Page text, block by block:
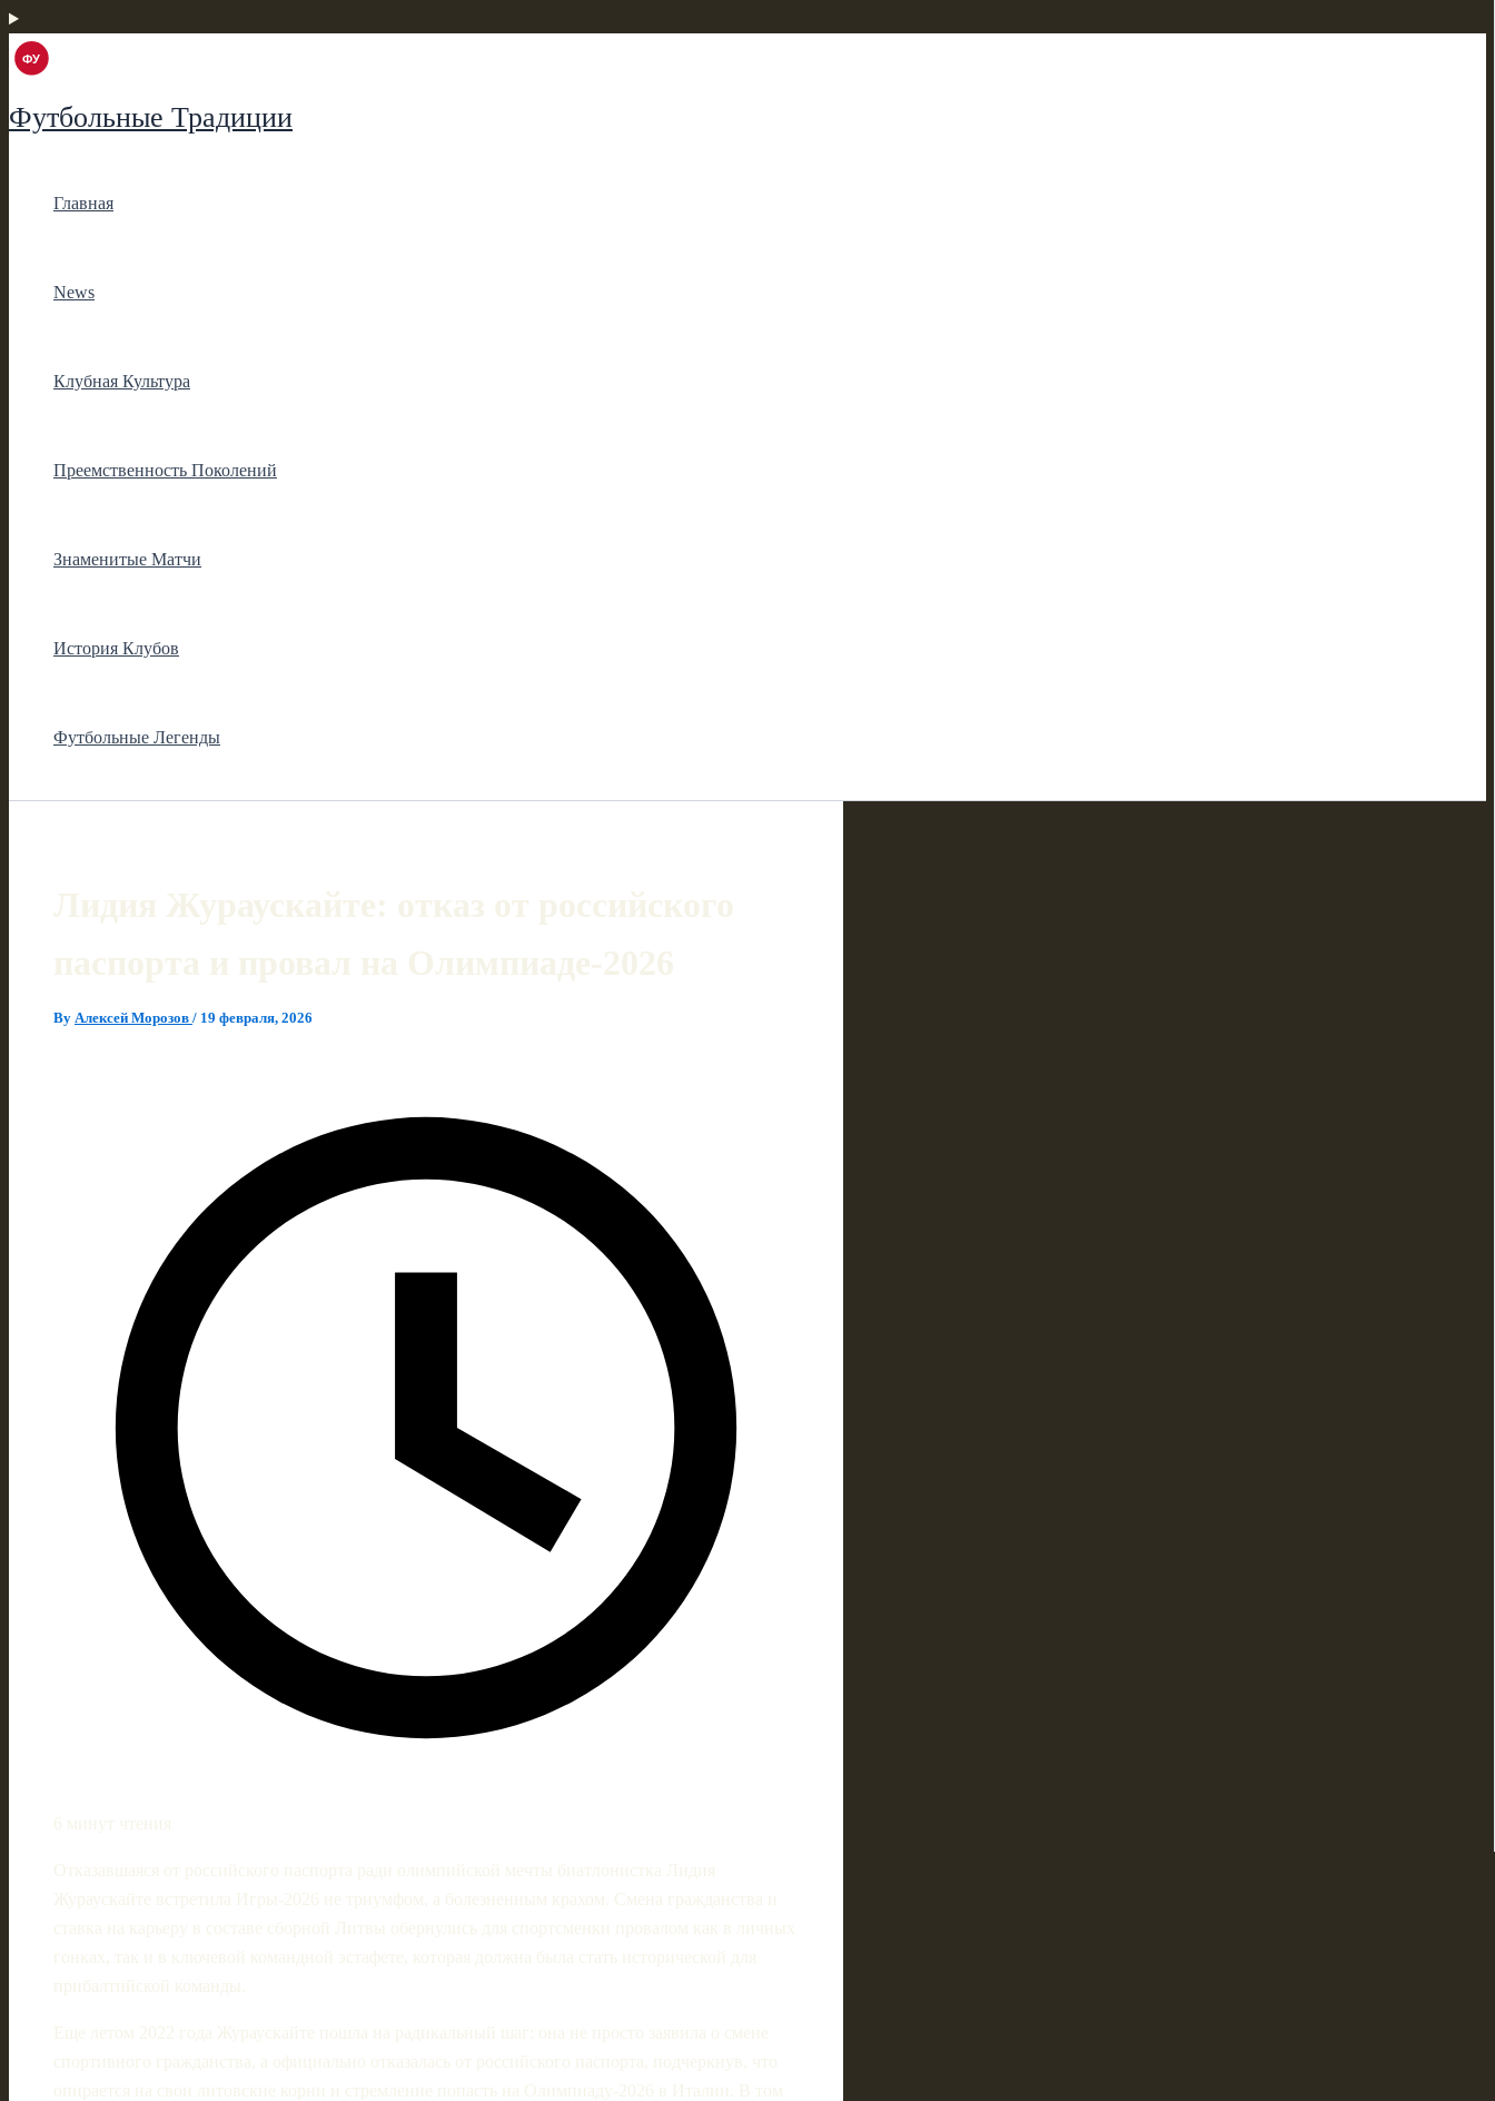
Футбольные Традиции
Главная
News
Клубная Культура
Преемственность Поколений
Знаменитые Матчи
История Клубов
Футбольные Легенды
Лидия Жураускайте: отказ от российского
паспорта и провал на Олимпиаде‑2026
By Алексей Морозов / 19 февраля, 2026
6 минут чтения
Отказавшаяся от российского паспорта ради олимпийской мечты биатлонистка Лидия
Жураускайте встретила Игры‑2026 не триумфом, а болезненным крахом. Смена гражданства и
ставка на карьеру в составе сборной Литвы обернулись для спортсменки провалом как в личных
гонках, так и в ключевой командной эстафете, которая должна была стать исторической для
прибалтийской команды.
Еще летом 2022 года Жураускайте пошла на радикальный шаг: она не просто заявила о смене
спортивного гражданства, а официально отказалась от российского паспорта, подчеркнув, что
опирается на свои литовские корни и стремление попасть на Олимпиаду‑2026 в Италии. В том